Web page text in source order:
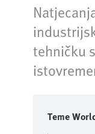
tehničku
Teme